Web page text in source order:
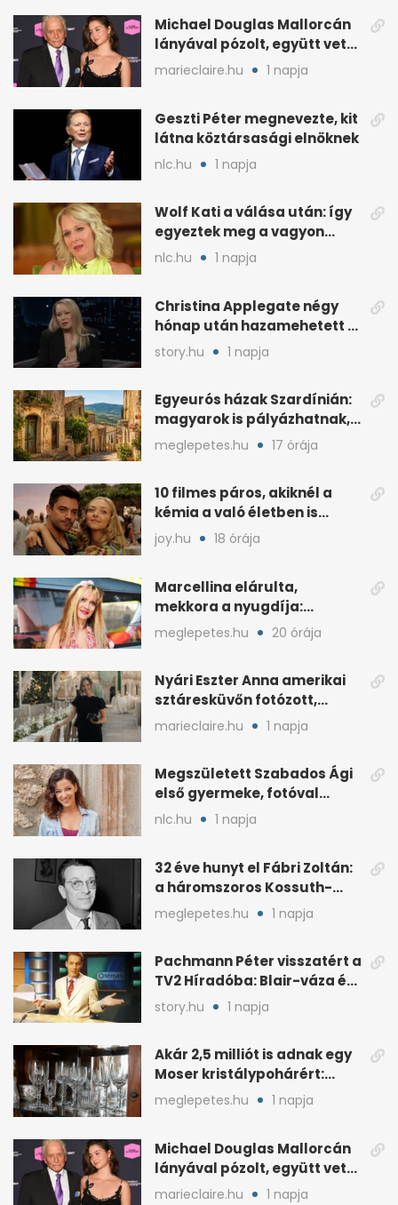
Michael Douglas Mallorcán
lányával pózolt, együtt vette
át az elismerést
marieclaire.hu 1 napja
Geszti Péter megnevezte, kit
látna köztársasági elnöknek
nlc.hu 1 napja
Wolf Kati a válása után: így
egyeztek meg a vagyon
megosztásáról
nlc.hu 1 napja
Christina Applegate négy
hónap után hazamehetett a
kórházból, de hallgatnak az
okokról
story.hu 1 napja
Egyeurós házak Szardínián:
magyarok is pályázhatnak,
de vannak feltételek
meglepetes.hu 17 órája
10 filmes páros, akiknél a
kémia a való életben is
féltékenységet szült
joy.hu 18 órája
Marcellina elárulta,
mekkora a nyugdíja:
„Ötvenezer forint”
meglepetes.hu 20 órája
Nyári Eszter Anna amerikai
sztáresküvőn fotózott,
kisbabája után pár
marieclaire.hu 1 napja
Megszületett Szabados Ági
első gyermeke, fotóval
jelentette be
nlc.hu 1 napja
32 éve hunyt el Fábri Zoltán:
a háromszoros Kossuth-
díjas rendező
meglepetes.hu 1 napja
Pachmann Péter visszatért a
TV2 Híradóba: Blair-váza és
császári kézfogás
story.hu 1 napja
Akár 2,5 milliót is adnak egy
Moser kristálypohárért:
otthon is lapulhat
meglepetes.hu 1 napja
Michael Douglas Mallorcán
lányával pózolt, együtt vette
át az elismerést
marieclaire.hu 1 napja